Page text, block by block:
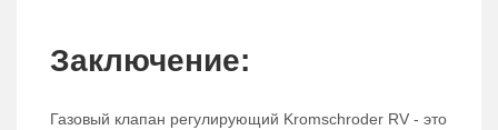
Заключение:
Газовый клапан регулирующий Kromschroder RV - это